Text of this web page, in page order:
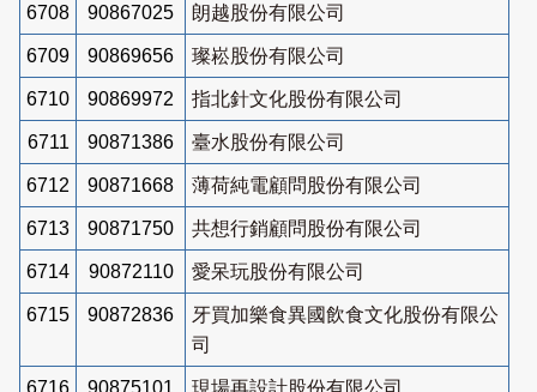
6708 90867025 朗越股份有限公司
6709 90869656 璨崧股份有限公司
6710 90869972 指北針文化股份有限公司
6711 90871386 臺水股份有限公司
6712 90871668 薄荷純電顧問股份有限公司
6713 90871750 共想行銷顧問股份有限公司
6714 90872110 愛呆玩股份有限公司
6715 90872836
牙買加樂食異國飲食文化股份有限公
司
6716 90875101 現場再設計股份有限公司